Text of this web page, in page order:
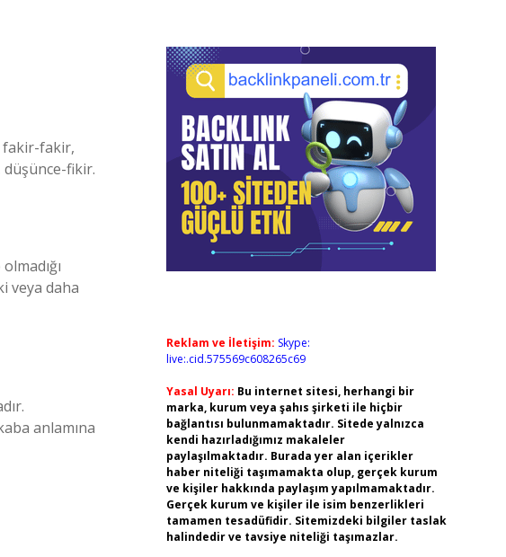
fakir-fakir,
fikir.
veya daha
anlamına
Reklam ve İletişim: Skype:
live:.cid.575569c608265c69
Yasal Uyarı: Bu internet sitesi, herhangi bir
marka, kurum veya şahıs şirketi ile hiçbir
bağlantısı bulunmamaktadır. Sitede yalnızca
kendi hazırladığımız makaleler
paylaşılmaktadır. Burada yer alan içerikler
haber niteliği taşımamakta olup, gerçek kurum
ve kişiler hakkında paylaşım yapılmamaktadır.
Gerçek kurum ve kişiler ile isim benzerlikleri
tamamen tesadüfidir. Sitemizdeki bilgiler taslak
halindedir ve tavsiye niteliği taşımazlar.